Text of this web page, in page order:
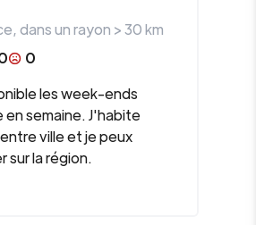
, dans un rayon >30km
0
les week-ends
en semaine. J'habite
ville et je peux
sur la région.